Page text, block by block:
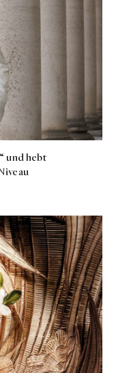
und hebt